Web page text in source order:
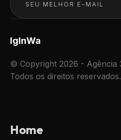
IgInWa
© Copyright 2026 - Agência
Todos os direitos reservados.
Home